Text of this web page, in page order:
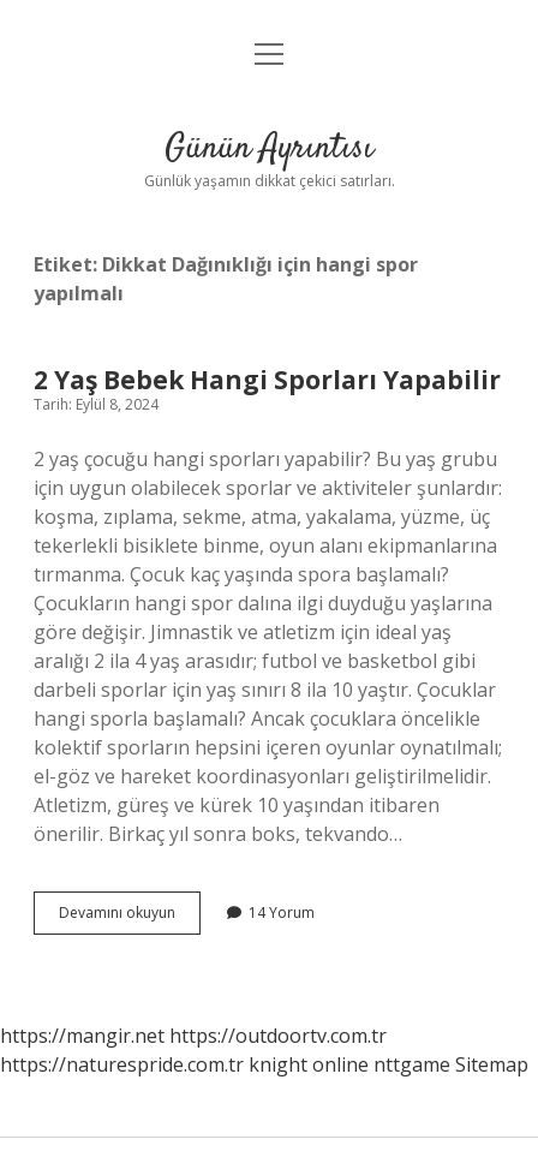
Anasayfa
Yasal Uyarı
menüyü
Günün Ayrıntısı
Günlük yaşamın dikkat çekici satırları.
Etiket: Dikkat Dağınıklığı için hangi spor
yapılmalı
2 Yaş Bebek Hangi Sporları Yapabilir
Tarih: Eylül 8, 2024
2 yaş çocuğu hangi sporları yapabilir? Bu yaş grubu
için uygun olabilecek sporlar ve aktiviteler şunlardır:
koşma, zıplama, sekme, atma, yakalama, yüzme, üç
tekerlekli bisiklete binme, oyun alanı ekipmanlarına
tırmanma. Çocuk kaç yaşında spora başlamalı?
Çocukların hangi spor dalına ilgi duyduğu yaşlarına
göre değişir. Jimnastik ve atletizm için ideal yaş
aralığı 2 ila 4 yaş arasıdır; futbol ve basketbol gibi
darbeli sporlar için yaş sınırı 8 ila 10 yaştır. Çocuklar
hangi sporla başlamalı? Ancak çocuklara öncelikle
kolektif sporların hepsini içeren oyunlar oynatılmalı;
el-göz ve hareket koordinasyonları geliştirilmelidir.
Atletizm, güreş ve kürek 10 yaşından itibaren
önerilir. Birkaç yıl sonra boks, tekvando…
Devamını okuyun
Yaş
14 Yorum
https://mangir.net https://outdoortv.com.tr
https://naturespride.com.tr knight online nttgame Sitemap